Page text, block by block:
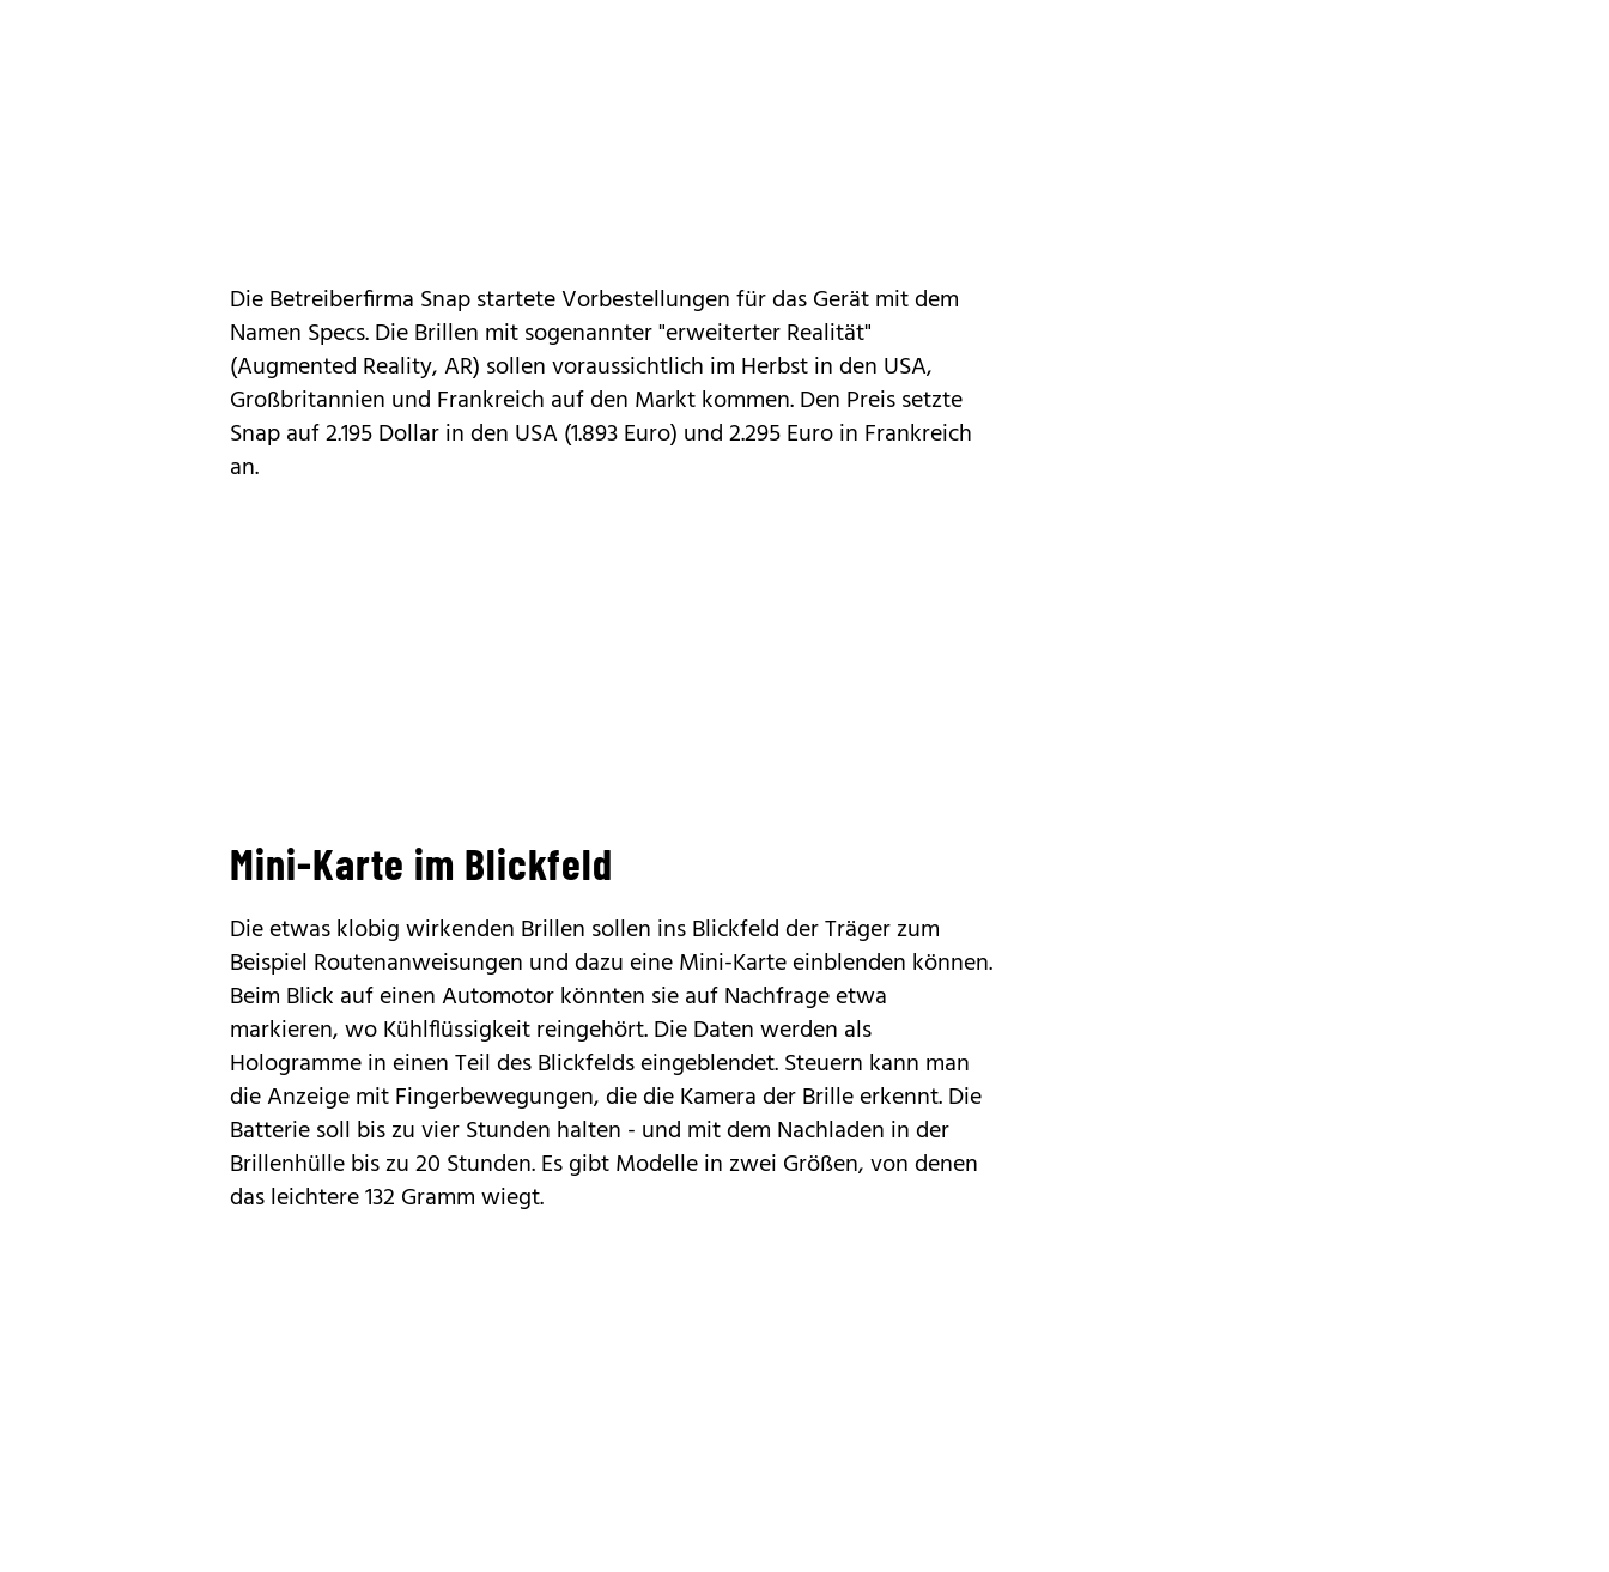
Die Betreiberfirma Snap startete Vorbestellungen für das Gerät mit dem
Namen Specs. Die Brillen mit sogenannter "erweiterter Realität"
(Augmented Reality, AR) sollen voraussichtlich im Herbst in den USA,
Großbritannien und Frankreich auf den Markt kommen. Den Preis setzte
Snap auf 2.195 Dollar in den USA (1.893 Euro) und 2.295 Euro in Frankreich
an.
Mini-Karte im Blickfeld
Die etwas klobig wirkenden Brillen sollen ins Blickfeld der Träger zum
Beispiel Routenanweisungen und dazu eine Mini-Karte einblenden können.
Beim Blick auf einen Automotor könnten sie auf Nachfrage etwa
markieren, wo Kühlflüssigkeit reingehört. Die Daten werden als
Hologramme in einen Teil des Blickfelds eingeblendet. Steuern kann man
die Anzeige mit Fingerbewegungen, die die Kamera der Brille erkennt. Die
Batterie soll bis zu vier Stunden halten - und mit dem Nachladen in der
Brillenhülle bis zu 20 Stunden. Es gibt Modelle in zwei Größen, von denen
das leichtere 132 Gramm wiegt.